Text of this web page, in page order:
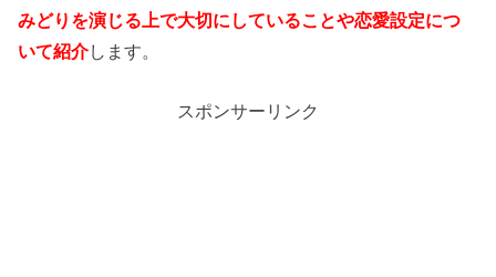
みどりを演じる上で大切にしていることや恋愛設定につ
いて紹介します。
スポンサーリンク